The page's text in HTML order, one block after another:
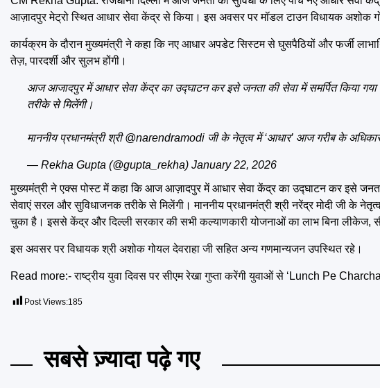
आज़ादपुर मेट्रो स्थित आधार सेवा केंद्र से किया। इस अवसर पर मॉडल टाउन विधायक अशोक
कार्यक्रम के दौरान मुख्यमंत्री ने कहा कि नए आधार अपडेट सिस्टम से घुसपैठियों और फर्जी
तेज़, पारदर्शी और सुलभ होंगी।
आज आजादपुर में आधार सेवा केंद्र का उद्घाटन कर इसे जनता की सेवा में समर्पित किया
तरीके से मिलेंगी।
माननीय प्रधानमंत्री श्री@narendramodi जी के नेतृत्व में ‘आधार’ आज गरीब के
— Rekha Gupta (@gupta_rekha) January 22, 2026
मुख्यमंत्री ने एक्स पोस्ट में कहा कि आज आज़ादपुर में आधार सेवा केंद्र का उद्घाटन कर इसे
सेवाएं सरल और सुविधाजनक तरीके से मिलेंगी। माननीय प्रधानमंत्री श्री नरेंद्र मोदी जी के
चुका है। इससे केंद्र और दिल्ली सरकार की सभी कल्याणकारी योजनाओं का लाभ बिना लीकेज,
इस अवसर पर विधायक श्री अशोक गोयल देवराहा जी सहित अन्य गणमान्यजन उपस्थित रहे।
Read more:-राष्ट्रीय युवा दिवस पर सीएम रेखा गुप्ता करेंगी युवाओं से ‘Lunch Pe
Post Views:185
सबसे ज़्यादा पढ़े गए